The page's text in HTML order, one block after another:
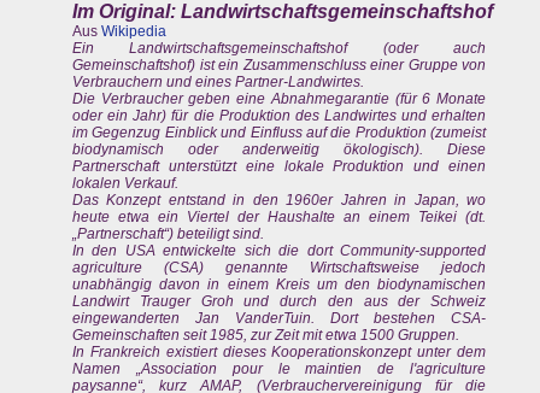
Im Original: Landwirtschaftsgemeinschaftshof
Aus Wikipedia
Ein Landwirtschaftsgemeinschaftshof (oder auch
Gemeinschaftshof) ist ein Zusammenschluss einer Gruppe von
Verbrauchern und eines Partner-Landwirtes.
Die Verbraucher geben eine Abnahmegarantie (für 6 Monate
oder ein Jahr) für die Produktion des Landwirtes und erhalten
im Gegenzug Einblick und Einfluss auf die Produktion (zumeist
biodynamisch oder anderweitig ökologisch). Diese
Partnerschaft unterstützt eine lokale Produktion und einen
lokalen Verkauf.
Das Konzept entstand in den 1960er Jahren in Japan, wo
heute etwa ein Viertel der Haushalte an einem Teikei (dt.
„Partnerschaft“) beteiligt sind.
In den USA entwickelte sich die dort Community-supported
agriculture (CSA) genannte Wirtschaftsweise jedoch
unabhängig davon in einem Kreis um den biodynamischen
Landwirt Trauger Groh und durch den aus der Schweiz
eingewanderten Jan VanderTuin. Dort bestehen CSA-
Gemeinschaften seit 1985, zur Zeit mit etwa 1500 Gruppen.
In Frankreich existiert dieses Kooperationskonzept unter dem
Namen „Association pour le maintien de l'agriculture
paysanne“, kurz AMAP, (Verbrauchervereinigung für die